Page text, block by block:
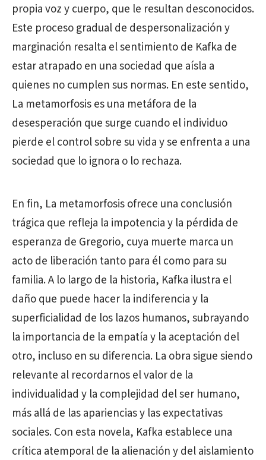
propia voz y cuerpo, que le resultan desconocidos.
Este proceso gradual de despersonalización y
marginación resalta el sentimiento de Kafka de
estar atrapado en una sociedad que aísla a
quienes no cumplen sus normas. En este sentido,
La metamorfosis es una metáfora de la
desesperación que surge cuando el individuo
pierde el control sobre su vida y se enfrenta a una
sociedad que lo ignora o lo rechaza.
En fin, La metamorfosis ofrece una conclusión
trágica que refleja la impotencia y la pérdida de
esperanza de Gregorio, cuya muerte marca un
acto de liberación tanto para él como para su
familia. A lo largo de la historia, Kafka ilustra el
daño que puede hacer la indiferencia y la
superficialidad de los lazos humanos, subrayando
la importancia de la empatía y la aceptación del
otro, incluso en su diferencia. La obra sigue siendo
relevante al recordarnos el valor de la
individualidad y la complejidad del ser humano,
más allá de las apariencias y las expectativas
sociales. Con esta novela, Kafka establece una
crítica atemporal de la alienación y del aislamiento